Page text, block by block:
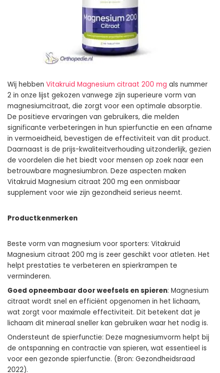
Wij hebben Vitakruid Magnesium citraat 200 mg als nummer
2 in onze lijst gekozen vanwege zijn superieure vorm van
magnesiumcitraat, die zorgt voor een optimale absorptie.
De positieve ervaringen van gebruikers, die melden
significante verbeteringen in hun spierfunctie en een afname
in vermoeidheid, bevestigen de effectiviteit van dit product.
Daarnaast is de prijs-kwaliteitverhouding uitzonderlijk, gezien
de voordelen die het biedt voor mensen op zoek naar een
betrouwbare magnesiumbron. Deze aspecten maken
Vitakruid Magnesium citraat 200 mg een onmisbaar
supplement voor wie zijn gezondheid serieus neemt.
Productkenmerken
Beste vorm van magnesium voor sporters: Vitakruid
Magnesium citraat 200 mg is zeer geschikt voor atleten. Het
helpt prestaties te verbeteren en spierkrampen te
verminderen.
Goed opneembaar door weefsels en spieren: Magnesium
citraat wordt snel en efficiënt opgenomen in het lichaam,
wat zorgt voor maximale effectiviteit. Dit betekent dat je
lichaam dit mineraal sneller kan gebruiken waar het nodig is.
Ondersteunt de spierfunctie: Deze magnesiumvorm helpt bij
de ontspanning en contractie van spieren, wat essentieel is
voor een gezonde spierfunctie. (Bron: Gezondheidsraad
2022).